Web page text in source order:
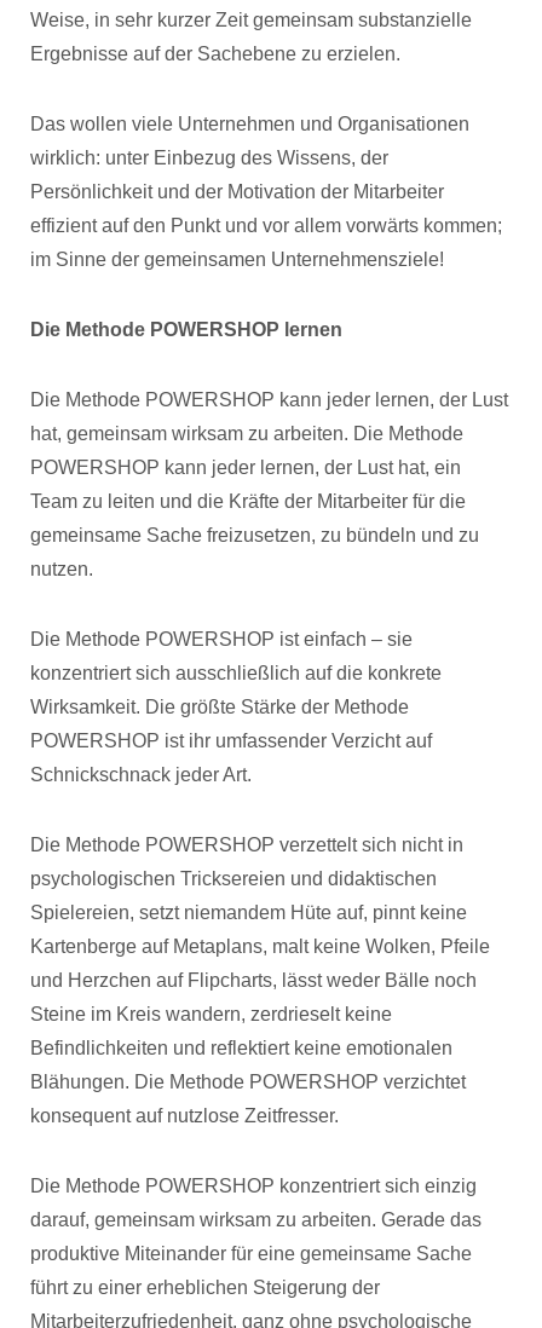
Weise, in sehr kurzer Zeit gemeinsam substanzielle
Ergebnisse auf der Sachebene zu erzielen.
Das wollen viele Unternehmen und Organisationen
wirklich: unter Einbezug des Wissens, der
Persönlichkeit und der Motivation der Mitarbeiter
effizient auf den Punkt und vor allem vorwärts kommen;
im Sinne der gemeinsamen Unternehmensziele!
Die Methode POWERSHOP lernen
Die Methode POWERSHOP kann jeder lernen, der Lust
hat, gemeinsam wirksam zu arbeiten. Die Methode
POWERSHOP kann jeder lernen, der Lust hat, ein
Team zu leiten und die Kräfte der Mitarbeiter für die
gemeinsame Sache freizusetzen, zu bündeln und zu
nutzen.
Die Methode POWERSHOP ist einfach – sie
konzentriert sich ausschließlich auf die konkrete
Wirksamkeit. Die größte Stärke der Methode
POWERSHOP ist ihr umfassender Verzicht auf
Schnickschnack jeder Art.
Die Methode POWERSHOP verzettelt sich nicht in
psychologischen Tricksereien und didaktischen
Spielereien, setzt niemandem Hüte auf, pinnt keine
Kartenberge auf Metaplans, malt keine Wolken, Pfeile
und Herzchen auf Flipcharts, lässt weder Bälle noch
Steine im Kreis wandern, zerdrieselt keine
Befindlichkeiten und reflektiert keine emotionalen
Blähungen. Die Methode POWERSHOP verzichtet
konsequent auf nutzlose Zeitfresser.
Die Methode POWERSHOP konzentriert sich einzig
darauf, gemeinsam wirksam zu arbeiten. Gerade das
produktive Miteinander für eine gemeinsame Sache
führt zu einer erheblichen Steigerung der
Mitarbeiterzufriedenheit, ganz ohne psychologische